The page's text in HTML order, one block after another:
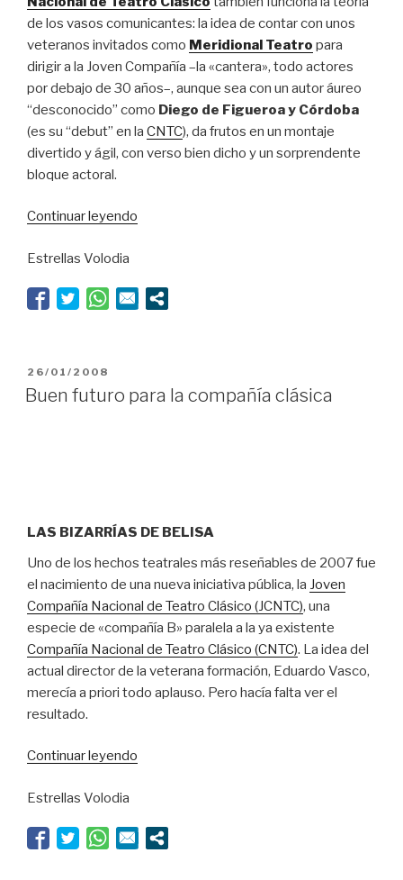
de los vasos comunicantes: la idea de contar con unos
veteranos invitados como Meridional Teatro para
dirigir a la Joven Compañía –la «cantera», todo actores
por debajo de 30 años–, aunque sea con un autor áureo
“desconocido” como Diego de Figueroa y Córdoba
(es su “debut” en la CNTC), da frutos en un montaje
divertido y ágil, con verso bien dicho y un sorprendente
bloque actoral.
Continuar leyendo
Estrellas Volodia
PUBLICADO
EL
26/01/2008
Buen futuro para la compañía clásica
LAS BIZARRÍAS DE BELISA
Uno de los hechos teatrales más reseñables de 2007 fue
el nacimiento de una nueva iniciativa pública, la Joven
Compañía Nacional de Teatro Clásico (JCNTC), una
especie de «compañía B» paralela a la ya existente
Compañía Nacional de Teatro Clásico (CNTC). La idea del
actual director de la veterana formación, Eduardo Vasco,
merecía a priori todo aplauso. Pero hacía falta ver el
resultado.
Continuar leyendo
compañía
Estrellas Volodia